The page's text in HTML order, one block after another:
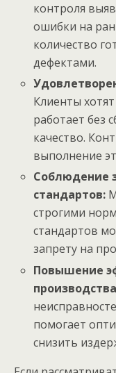
контроля
ошибки на
количество
дефектами.
Клиенты
работает без
качество.
выполнение
Соблюдение
стандартов:
строгими
стандартов
запрету на
Повышение
помогает
снизить